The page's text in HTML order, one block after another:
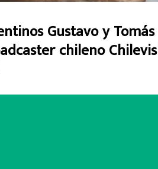
Gustavo y Tomás
chileno